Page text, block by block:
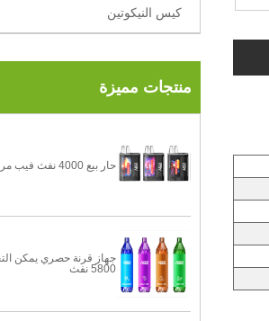
كيس النيكوتين
منتجات مميزة
حار بيع 4000 نفث فيب مربع المتاح
جهاز قرنة حصري يمكن
5800 نفث